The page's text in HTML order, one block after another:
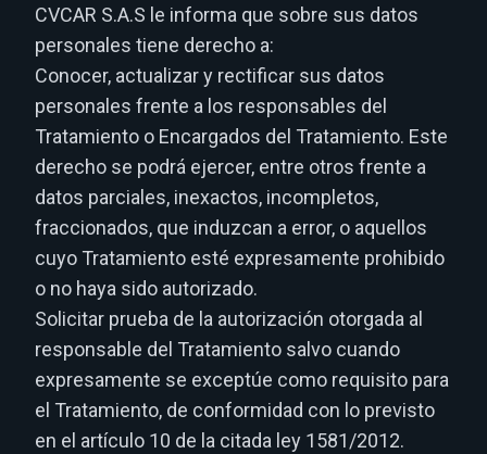
CVCAR S.A.S le informa que sobre sus datos
personales tiene derecho a:
Conocer, actualizar y rectificar sus datos
personales frente a los responsables del
Tratamiento o Encargados del Tratamiento. Este
derecho se podrá ejercer, entre otros frente a
datos parciales, inexactos, incompletos,
fraccionados, que induzcan a error, o aquellos
cuyo Tratamiento esté expresamente prohibido
o no haya sido autorizado.
Solicitar prueba de la autorización otorgada al
responsable del Tratamiento salvo cuando
expresamente se exceptúe como requisito para
el Tratamiento, de conformidad con lo previsto
en el artículo 10 de la citada ley 1581/2012.